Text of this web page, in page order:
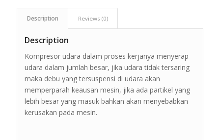
Description Reviews (0)
Description
Kompresor udara dalam proses kerjanya menyerap
udara dalam jumlah besar, jika udara tidak tersaring
maka debu yang tersuspensi di udara akan
memperparah keausan mesin, jika ada partikel yang
lebih besar yang masuk bahkan akan menyebabkan
kerusakan pada mesin.